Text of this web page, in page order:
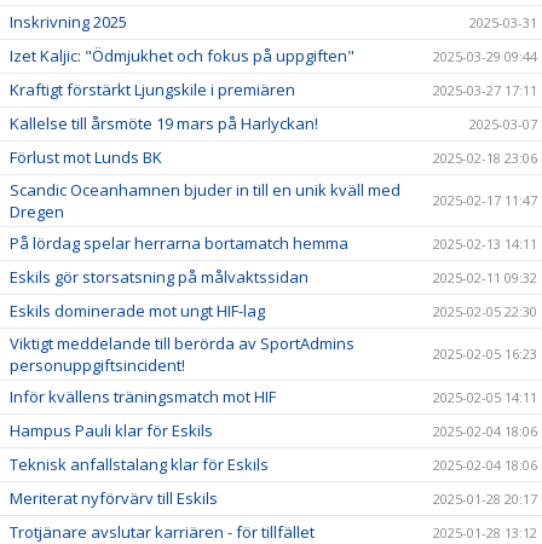
Inskrivning 2025 2025-03-31
Izet Kaljic: "Ödmjukhet och fokus på uppgiften" 2025-03-29 09:44
Kraftigt förstärkt Ljungskile i premiären 2025-03-27 17:11
Kallelse till årsmöte 19 mars på Harlyckan! 2025-03-07
Förlust mot Lunds BK 2025-02-18 23:06
Scandic Oceanhamnen bjuder in till en unik kväll med
Dregen
2025-02-17 11:47
På lördag spelar herrarna bortamatch hemma 2025-02-13 14:11
Eskils gör storsatsning på målvaktssidan 2025-02-11 09:32
Eskils dominerade mot ungt HIF-lag 2025-02-05 22:30
Viktigt meddelande till berörda av SportAdmins
personuppgiftsincident!
2025-02-05 16:23
Inför kvällens träningsmatch mot HIF 2025-02-05 14:11
Hampus Pauli klar för Eskils 2025-02-04 18:06
Teknisk anfallstalang klar för Eskils 2025-02-04 18:06
Meriterat nyförvärv till Eskils 2025-01-28 20:17
Trotjänare avslutar karriären - för tillfället 2025-01-28 13:12